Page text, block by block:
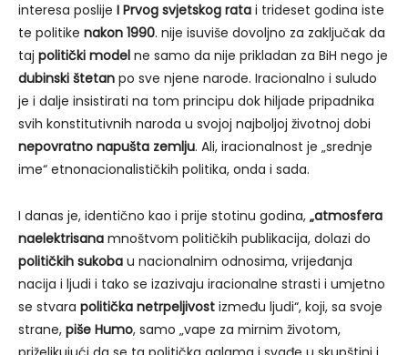
interesa poslije I Prvog svjetskog rata i trideset godina iste
te politike nakon 1990. nije isuviše dovoljno za zaključak da
taj politički model ne samo da nije prikladan za BiH nego je
dubinski štetan po sve njene narode. Iracionalno i suludo
je i dalje insistirati na tom principu dok hiljade pripadnika
svih konstitutivnih naroda u svojoj najboljoj životnoj dobi
nepovratno napušta zemlju. Ali, iracionalnost je „srednje
ime“ etnonacionalističkih politika, onda i sada.
I danas je, identično kao i prije stotinu godina, „atmosfera
naelektrisana mnoštvom političkih publikacija, dolazi do
političkih sukoba u nacionalnim odnosima, vrijeđanja
nacija i ljudi i tako se izazivaju iracionalne strasti i umjetno
se stvara politička netrpeljivost između ljudi“, koji, sa svoje
strane, piše Humo, samo „vape za mirnim životom,